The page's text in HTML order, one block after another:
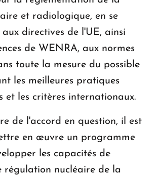
et radiologique, en se
directives de l'UE, ainsi
de WENRA, aux normes
toute la mesure du possible
les meilleures pratiques
et les critères internationaux.
de l'accord en question, il est
en œuvre un programme
les capacités de
régulation nucléaire de la